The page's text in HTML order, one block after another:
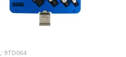
9TD064